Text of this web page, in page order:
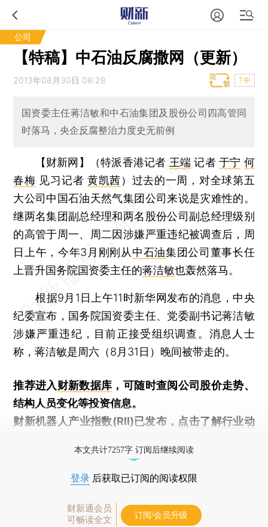
公司
【特稿】中石油反腐撒网（更新）
2013年08月30日 08:28 T中
国资委主任蒋洁敏和中石油集团及股份公司四高管同
时落马，央企反腐整治力度史无前例
【财新网】（特派香港记者 王端 记者 于宁 何
春梅 见习记者 黄凯茜） 过去的一周，对全球第五
大公司中国石油天然气集团公司来说是灾难性的。
继两名集团副总经理和两名股份公司副总经理级别
的高管于周一、周二因涉嫌严重违纪被调查后，周
日上午，今年3月刚刚从中石油集团公司董事长任
上晋升国务院国资委主任的蒋洁敏也轰然落马。
根据9月1日上午11时新华网发布的消息，中央
纪委宣布，国务院国资委主任、党委副书记蒋洁敏
涉嫌严重违纪，目前正接受组织调查。消息人士
称，蒋洁敏是周六（8月31日）晚间被带走的。
推荐进入财新数据库 ，可随时查阅公司股价走势、
结构人员变化等投资信息。
财新机器人产业指数(RII)已发布， 点击了解行业动
本文共计7257字 订阅后继续阅读
登录 后获取已订阅的阅读权限
财新通会员
可畅读全文
订阅/会员升级